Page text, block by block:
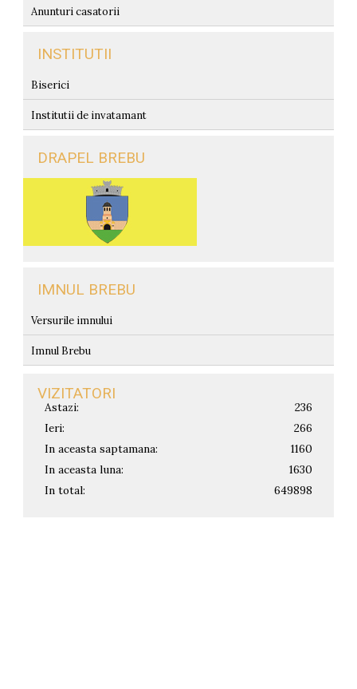
Anunturi casatorii
INSTITUTII
Biserici
Institutii de invatamant
DRAPEL BREBU
IMNUL BREBU
Versurile imnului
Imnul Brebu
VIZITATORI
Astazi:
236
Ieri:
266
In aceasta saptamana:
1160
In aceasta luna:
1630
In total:
649898